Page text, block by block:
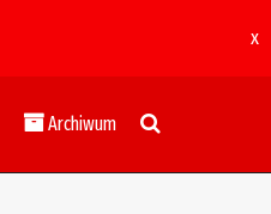
x
Archiwum